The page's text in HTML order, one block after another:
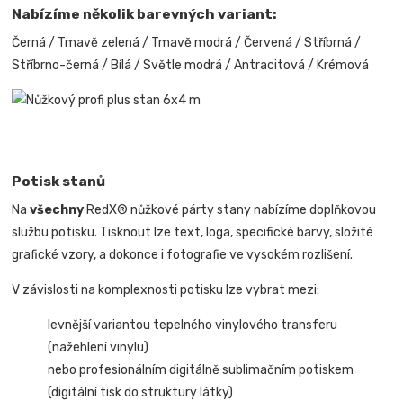
Nabízíme několik barevných variant:
Černá / Tmavě zelená / Tmavě modrá / Červená / Stříbrná /
Stříbrno-černá / Bílá / Světle modrá / Antracitová / Krémová
Potisk stanů
Navšechny RedX® nůžkové párty stany nabízíme doplňkovou
službu potisku. Tisknout lze text, loga, specifické barvy, složité
grafické vzory, a dokonce i fotografie ve vysokém rozlišení.
V závislosti na komplexnosti potisku lze vybrat mezi:
levnější variantou tepelného vinylového transferu
(nažehlení vinylu)
nebo profesionálním digitálně sublimačním potiskem
(digitální tisk do struktury látky)